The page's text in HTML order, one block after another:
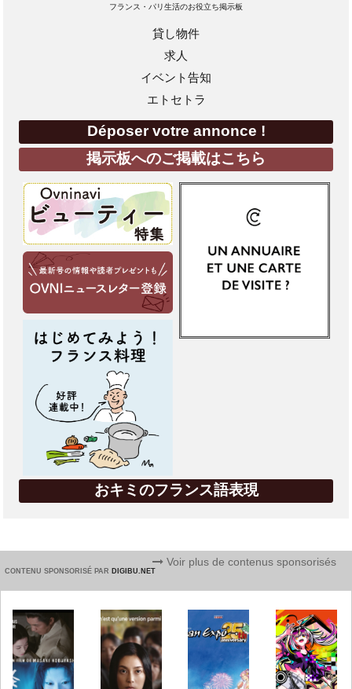
フランス・パリ生活のお役立ち掲示板
貸し物件
求人
イベント告知
エトセトラ
Déposer votre annonce !
掲示板へのご掲載はこちら
おキミのフランス語表現
CONTENU SPONSORISÉ PAR DIGIBU.NET
Voir plus de contenus sponsorisés